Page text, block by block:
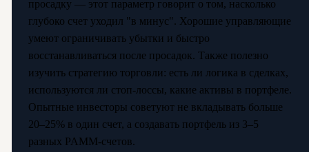
просадку — этот параметр говорит о том, насколько
глубоко счет уходил "в минус". Хорошие управляющие
умеют ограничивать убытки и быстро
восстанавливаться после просадок. Также полезно
изучить стратегию торговли: есть ли логика в сделках,
используются ли стоп-лоссы, какие активы в портфеле.
Опытные инвесторы советуют не вкладывать больше
20–25% в один счет, а создавать портфель из 3–5
разных PAMM-счетов.